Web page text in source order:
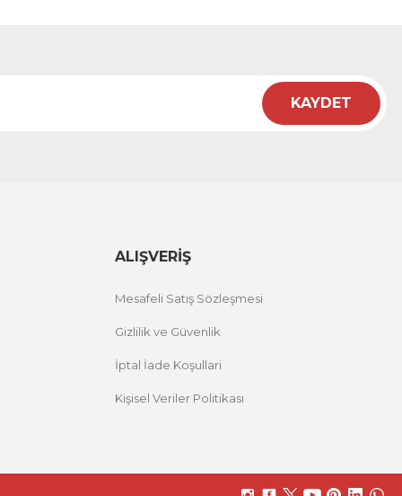
KAYDET
ALIŞVERİŞ
Mesafeli Satış Sözleşmesi
Gizlilik ve Güvenlik
İptal İade Koşullari
Kişisel Veriler Politikası